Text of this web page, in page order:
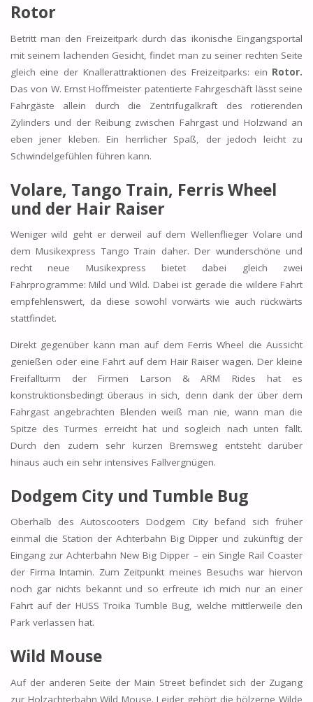
Rotor
Betritt man den Freizeitpark durch das ikonische Eingangsportal
mit seinem lachenden Gesicht, findet man zu seiner rechten Seite
gleich eine der Knallerattraktionen des Freizeitparks: ein Rotor.
Das von W. Ernst Hoffmeister patentierte Fahrgeschäft lässt seine
Fahrgäste allein durch die Zentrifugalkraft des rotierenden
Zylinders und der Reibung zwischen Fahrgast und Holzwand an
eben jener kleben. Ein herrlicher Spaß, der jedoch leicht zu
Schwindelgefühlen führen kann.
Volare, Tango Train, Ferris Wheel
und der Hair Raiser
Weniger wild geht er derweil auf dem Wellenflieger Volare und
dem Musikexpress Tango Train daher. Der wunderschöne und
recht neue Musikexpress bietet dabei gleich zwei
Fahrprogramme: Mild und Wild. Dabei ist gerade die wildere Fahrt
empfehlenswert, da diese sowohl vorwärts wie auch rückwärts
stattfindet.
Direkt gegenüber kann man auf dem Ferris Wheel die Aussicht
genießen oder eine Fahrt auf dem Hair Raiser wagen. Der kleine
Freifallturm der Firmen Larson & ARM Rides hat es
konstruktionsbedingt überaus in sich, denn dank der über dem
Fahrgast angebrachten Blenden weiß man nie, wann man die
Spitze des Turmes erreicht hat und sogleich nach unten fällt.
Durch den zudem sehr kurzen Bremsweg entsteht darüber
hinaus auch ein sehr intensives Fallvergnügen.
Dodgem City und Tumble Bug
Oberhalb des Autoscooters Dodgem City befand sich früher
einmal die Station der Achterbahn Big Dipper und zukünftig der
Eingang zur Achterbahn New Big Dipper – ein Single Rail Coaster
der Firma Intamin. Zum Zeitpunkt meines Besuchs war hiervon
noch gar nichts bekannt und so erfreute ich mich nur an einer
Fahrt auf der HUSS Troika Tumble Bug, welche mittlerweile den
Park verlassen hat.
Wild Mouse
Auf der anderen Seite der Main Street befindet sich der Zugang
zur Holzachterbahn Wild Mouse. Leider gehört die hölzerne Wilde